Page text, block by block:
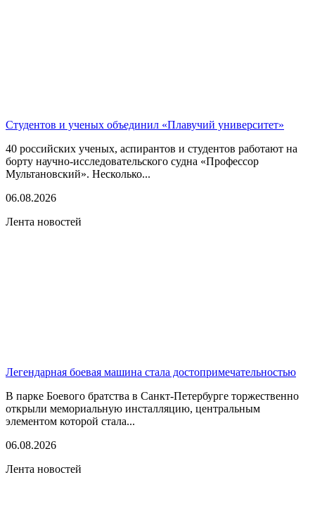
Студентов и ученых объединил «Плавучий университет»
40 российских ученых, аспирантов и студентов работают на
борту научно-исследовательского судна «Профессор
Мультановский». Несколько...
06.08.2026
Лента новостей
Легендарная боевая машина стала достопримечательностью
В парке Боевого братства в Санкт-Петербурге торжественно
открыли мемориальную инсталляцию, центральным
элементом которой стала...
06.08.2026
Лента новостей